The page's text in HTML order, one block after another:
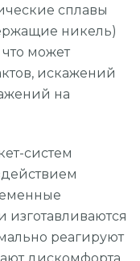
сплавы
никель)
может
искажений
на
систем
изготавливаются
реагируют